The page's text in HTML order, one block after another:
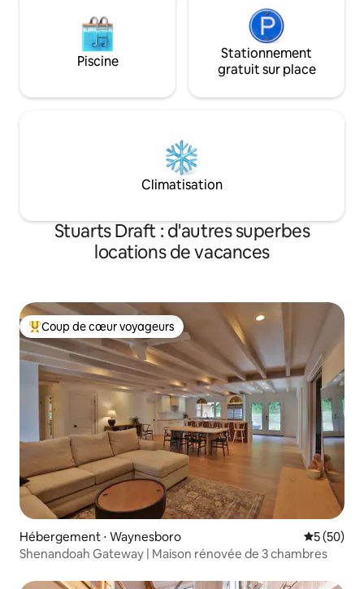
Piscine
Stationnement
gratuit sur place
Climatisation
Stuarts Draft : d'autres superbes
locations de vacances
Coups de cœur voyageurs les plus appréciés
Coup de cœur voyageurs
Hébergement ⋅ Waynesboro
5 (50)
Shenandoah Gateway | Maison rénovée de 3 chambres